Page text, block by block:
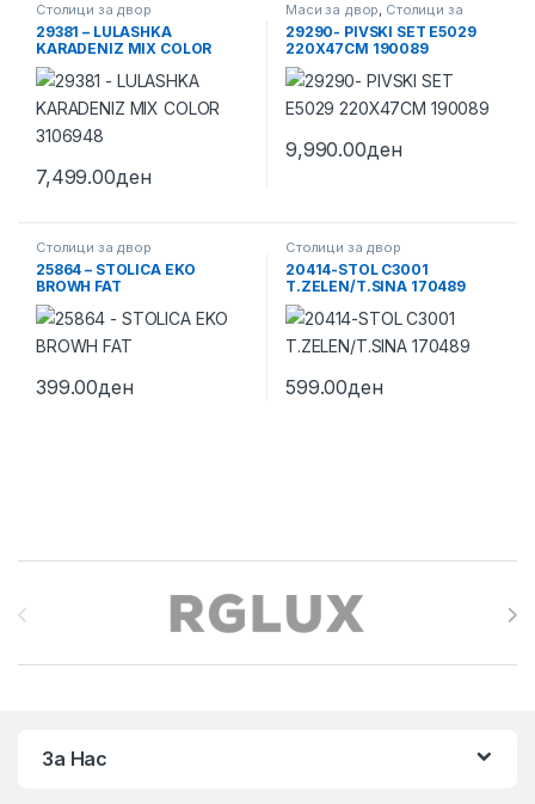
Столици за двор
29381 – LULASHKA
KARADENIZ MIX COLOR
3106948
7,499.00ден
Маси за двор, Столици за
двор
29290- PIVSKI SET E5029
220X47CM 190089
9,990.00ден
Столици за двор
25864 – STOLICA EKO
BROWH FAT
399.00ден
Столици за двор
20414-STOL C3001
T.ZELEN/T.SINA 170489
599.00ден
За Нас